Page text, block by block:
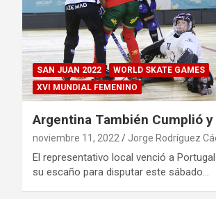
SAN JUAN 2022
WORLD SKATE GAMES
XVI MUNDIAL FEMENINO
Argentina También Cumplió
noviembre 11, 2022 Jorge Rodríguez
El representativo local venció a
su escaño para disputar este sábado…